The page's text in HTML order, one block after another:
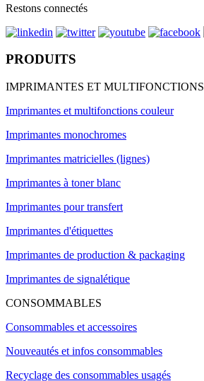
Restons connectés
PRODUITS
IMPRIMANTES ET MULTIFONCTIONS
Imprimantes et multifonctions couleur
Imprimantes monochromes
Imprimantes matricielles (lignes)
Imprimantes à toner blanc
Imprimantes pour transfert
Imprimantes d'étiquettes
Imprimantes de production & packaging
Imprimantes de signalétique
CONSOMMABLES
Consommables et accessoires
Nouveautés et infos consommables
Recyclage des consommables usagés